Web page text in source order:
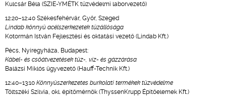
Kulcsár Béla (SZIE-YMÉTK tűzvédelmi laborvezető)
12:20–12:40 Székesfehérvár, Győr, Szeged
Lindab könnyű acélszerkezetek tűzállósága
Kotormán István Fejlesztési és oktatási vezető (Lindab Kft.)
Pécs, Nyíregyháza, Budapest:
Kábel- és csőátvezetések tűz-, víz- és gázzárása
Balázsi Miklós ügyvezető (Hauff-Technik Kft.)
12:40–13:10 Könnyűszerkezetes burkolati termékek tűzvédelme
Töltszéki Szilvia, okl. építőmérnök (ThyssenKrupp Építőelemek Kft.)